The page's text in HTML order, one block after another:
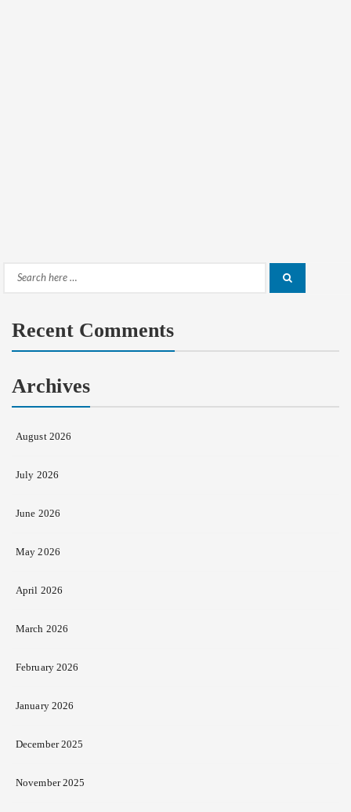
Search
Recent Comments
Archives
August 2026
July 2026
June 2026
May 2026
April 2026
March 2026
February 2026
January 2026
December 2025
November 2025